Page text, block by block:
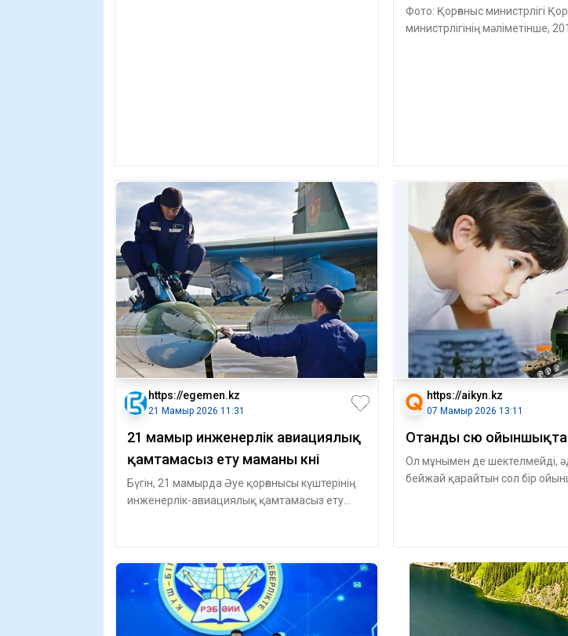
миссияларына
Фото: Қорғаныс министрлігі
министрлігінің мәліметінше,
https://egemen.kz
21 Мамыр 2026 11:31
21 мамыр инженерлік авиациялық
қамтамасыз ету маманы күні
Бүгін, 21 мамырда Әуе қорғанысы күштерінің
инженерлік-авиациялық қамтамасыз ету
https://aikyn.kz
07 Мамыр 2026 13:11
Отанды сүю
Ол мұнымен де шектелмейді,
бейжай қарайтын сол бір